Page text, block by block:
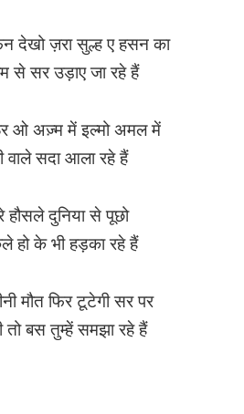
देखो ज़रा सुल्ह ए हसन का
से सर उड़ाए जा रहे हैं
ओ अज़्म में इल्मो अमल में
वाले सदा आला रहे हैं
हौसले दुनिया से पूछो
हो के भी हड़का रहे हैं
मौत फिर टूटेगी सर पर
तो बस तुम्हें समझा रहे हैं